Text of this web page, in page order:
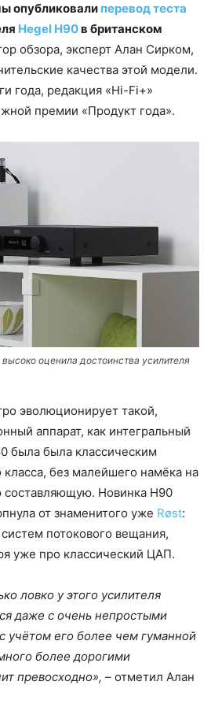
опубликовали перевод теста
Hegel H90в британском
обзора, эксперт Алан Сирком,
качества этой модели.
года, редакция «Hi-Fi+»
премии «Продукт года».
оценила достоинства усилителя
эволюционирует такой,
аппарат, как интегральный
была была классическим
класса, без малейшего намёка на
Новинка H90
от знаменитого уже Røst:
потокового вещания,
уже про классический ЦАП.
ловко у этого усилителя
даже с очень непростыми
учётом его более чем гуманной
более дорогими
превосходно», – отметил Алан